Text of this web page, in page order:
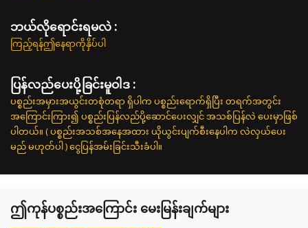
ဘယ်လိုရောင်းရမလဲ :
ကြည့်ရန်ဤနေရာကိုနှိပ်ပါ
ပြန်လည်ပေးပို့ခြင်းမူဝါဒ :
ပစ္စည်းအမှားအယွင်းတစုံတရာ ရှိပါက ပစ္စည်းရောက်ရှိပြီး တရက်အတွင်း
အကြောင်းကြား၍ ပစ္စည်းပြန်လည်ပို့ဆောင်ပေးလျှင် အသစ်ပြန်လဲ ပေးမှာဖြစ်
ပါတယ်။ ( ပစ္စည်းအသစ်အနေအထား ယိုယွင်းပျက်စီးနေပါက လဲလှယ်ပေး
မည် မဟုတ်ပါ ) ငွေပြန်အမ်းခြင်းသီးခံပါ။
ဤကုန်ပစ္စည်းအကြောင်း မေးမြန်းချက်များ